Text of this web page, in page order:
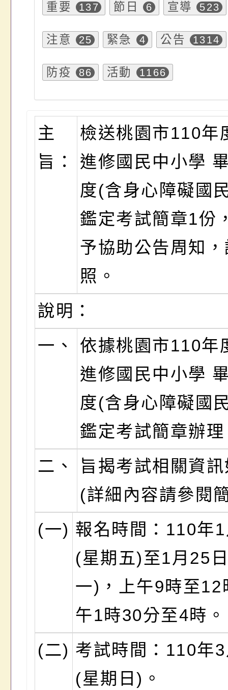
重要 137 節日 6 宣導 523
注意 25 緊急 4 公告 1314
防疫 86 活動 1166
主
旨：
檢送桃園市110年
進修國民中小學
度(含身心障礙國
鑑定考試簡章1份
予協助公告周知
照。
說明：
一、
依據桃園市110年
進修國民中小學
度(含身心障礙國
鑑定考試簡章辦
二、
旨揭考試相關資
(詳細內容請參閱
(一) 報名時間：110年
(星期五)至1月25
一)，上午9時至12
午1時30分至4時。
(二) 考試時間：110年
(星期日)。